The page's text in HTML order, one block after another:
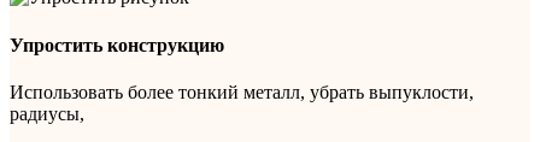
Упростить конструкцию
Использовать более тонкий металл, убрать выпуклости,
радиусы,